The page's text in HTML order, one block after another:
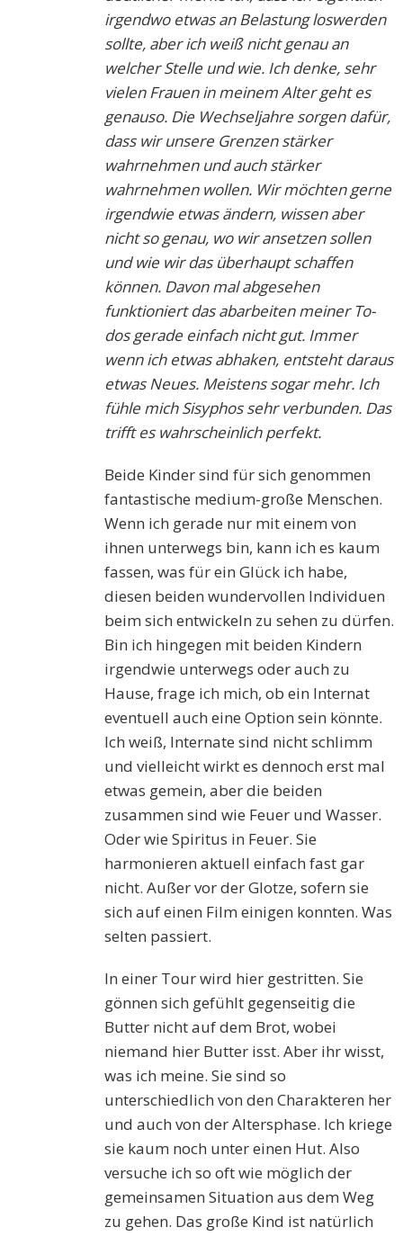
irgendwo etwas an Belastung loswerden
sollte, aber ich weiß nicht genau an
welcher Stelle und wie. Ich denke, sehr
vielen Frauen in meinem Alter geht es
genauso. Die Wechseljahre sorgen dafür,
dass wir unsere Grenzen stärker
wahrnehmen und auch stärker
wahrnehmen wollen. Wir möchten gerne
irgendwie etwas ändern, wissen aber
nicht so genau, wo wir ansetzen sollen
und wie wir das überhaupt schaffen
können. Davon mal abgesehen
funktioniert das abarbeiten meiner To-
dos gerade einfach nicht gut. Immer
wenn ich etwas abhaken, entsteht daraus
etwas Neues. Meistens sogar mehr. Ich
fühle mich Sisyphos sehr verbunden. Das
trifft es wahrscheinlich perfekt.
Beide Kinder sind für sich genommen
fantastische medium-große Menschen.
Wenn ich gerade nur mit einem von
ihnen unterwegs bin, kann ich es kaum
fassen, was für ein Glück ich habe,
diesen beiden wundervollen Individuen
beim sich entwickeln zu sehen zu dürfen.
Bin ich hingegen mit beiden Kindern
irgendwie unterwegs oder auch zu
Hause, frage ich mich, ob ein Internat
eventuell auch eine Option sein könnte.
Ich weiß, Internate sind nicht schlimm
und vielleicht wirkt es dennoch erst mal
etwas gemein, aber die beiden
zusammen sind wie Feuer und Wasser.
Oder wie Spiritus in Feuer. Sie
harmonieren aktuell einfach fast gar
nicht. Außer vor der Glotze, sofern sie
sich auf einen Film einigen konnten. Was
selten passiert.
In einer Tour wird hier gestritten. Sie
gönnen sich gefühlt gegenseitig die
Butter nicht auf dem Brot, wobei
niemand hier Butter isst. Aber ihr wisst,
was ich meine. Sie sind so
unterschiedlich von den Charakteren her
und auch von der Altersphase. Ich kriege
sie kaum noch unter einen Hut. Also
versuche ich so oft wie möglich der
gemeinsamen Situation aus dem Weg
zu gehen. Das große Kind ist natürlich